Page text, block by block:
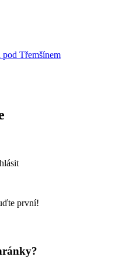
Třemšínem
první!